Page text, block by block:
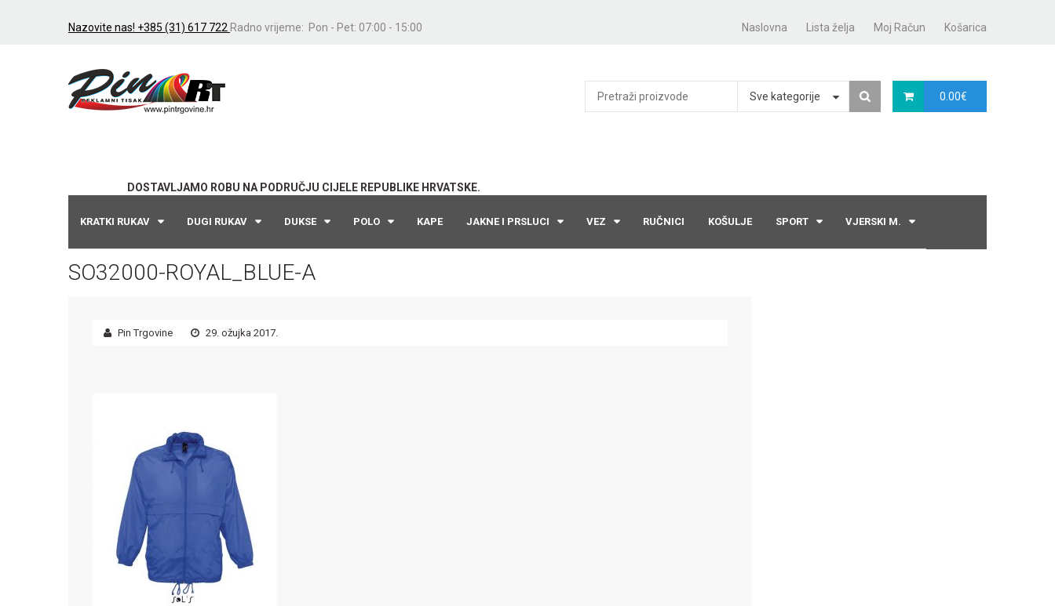
Nazovite nas! +385 (31) 617 722 Radno vrijeme: Pon - Pet: 07:00 - 15:00 Naslovna Lista želja Moj Račun Košarica
DOSTAVLJAMO ROBU NA PODRUČJU CIJELE REPUBLIKE HRVATSKE.
0.00€
Sve kategorije
KRATKI RUKAV DUGI RUKAV DUKSE POLO KAPE JAKNE I PRSLUCI VEZ RUČNICI KOŠULJE SPORT VJERSKI M.
SO32000-ROYAL_BLUE-A
Pin Trgovine 29. ožujka 2017.